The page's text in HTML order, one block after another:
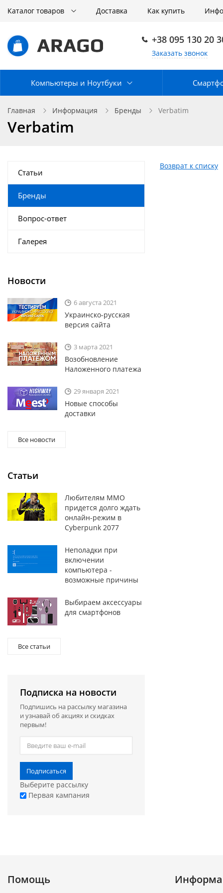
Каталог товаров Доставка Как купить
+38 095 130 20
Заказать звонок
Компьютеры и Ноутбуки
Главная Информация Бренды Verbatim
Verbatim
Возврат к списку
Статьи
Бренды
Вопрос-ответ
Галерея
Новости
6 августа 2021
Украинско-русская
версия сайта
3 марта 2021
Возобновление
Наложенного платежа
29 января 2021
Новые способы
доставки
Все новости
Статьи
Любителям MMO
придется долго ждать
онлайн-режим в
Cyberpunk 2077
Неполадки при
включении
компьютера -
возможные причины
Выбираем аксессуары
для смартфонов
Все статьи
Подписка на новости
Подпишись на рассылку магазина
и узнавай об акциях и скидках
первым!
Подписаться
Выберите рассылку
Первая кампания
Помощь